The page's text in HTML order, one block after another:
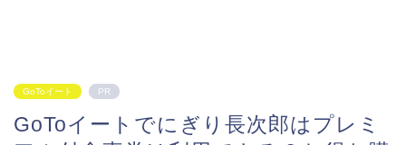
GoToイート PR
GoToイートでにぎり長次郎はプレミ